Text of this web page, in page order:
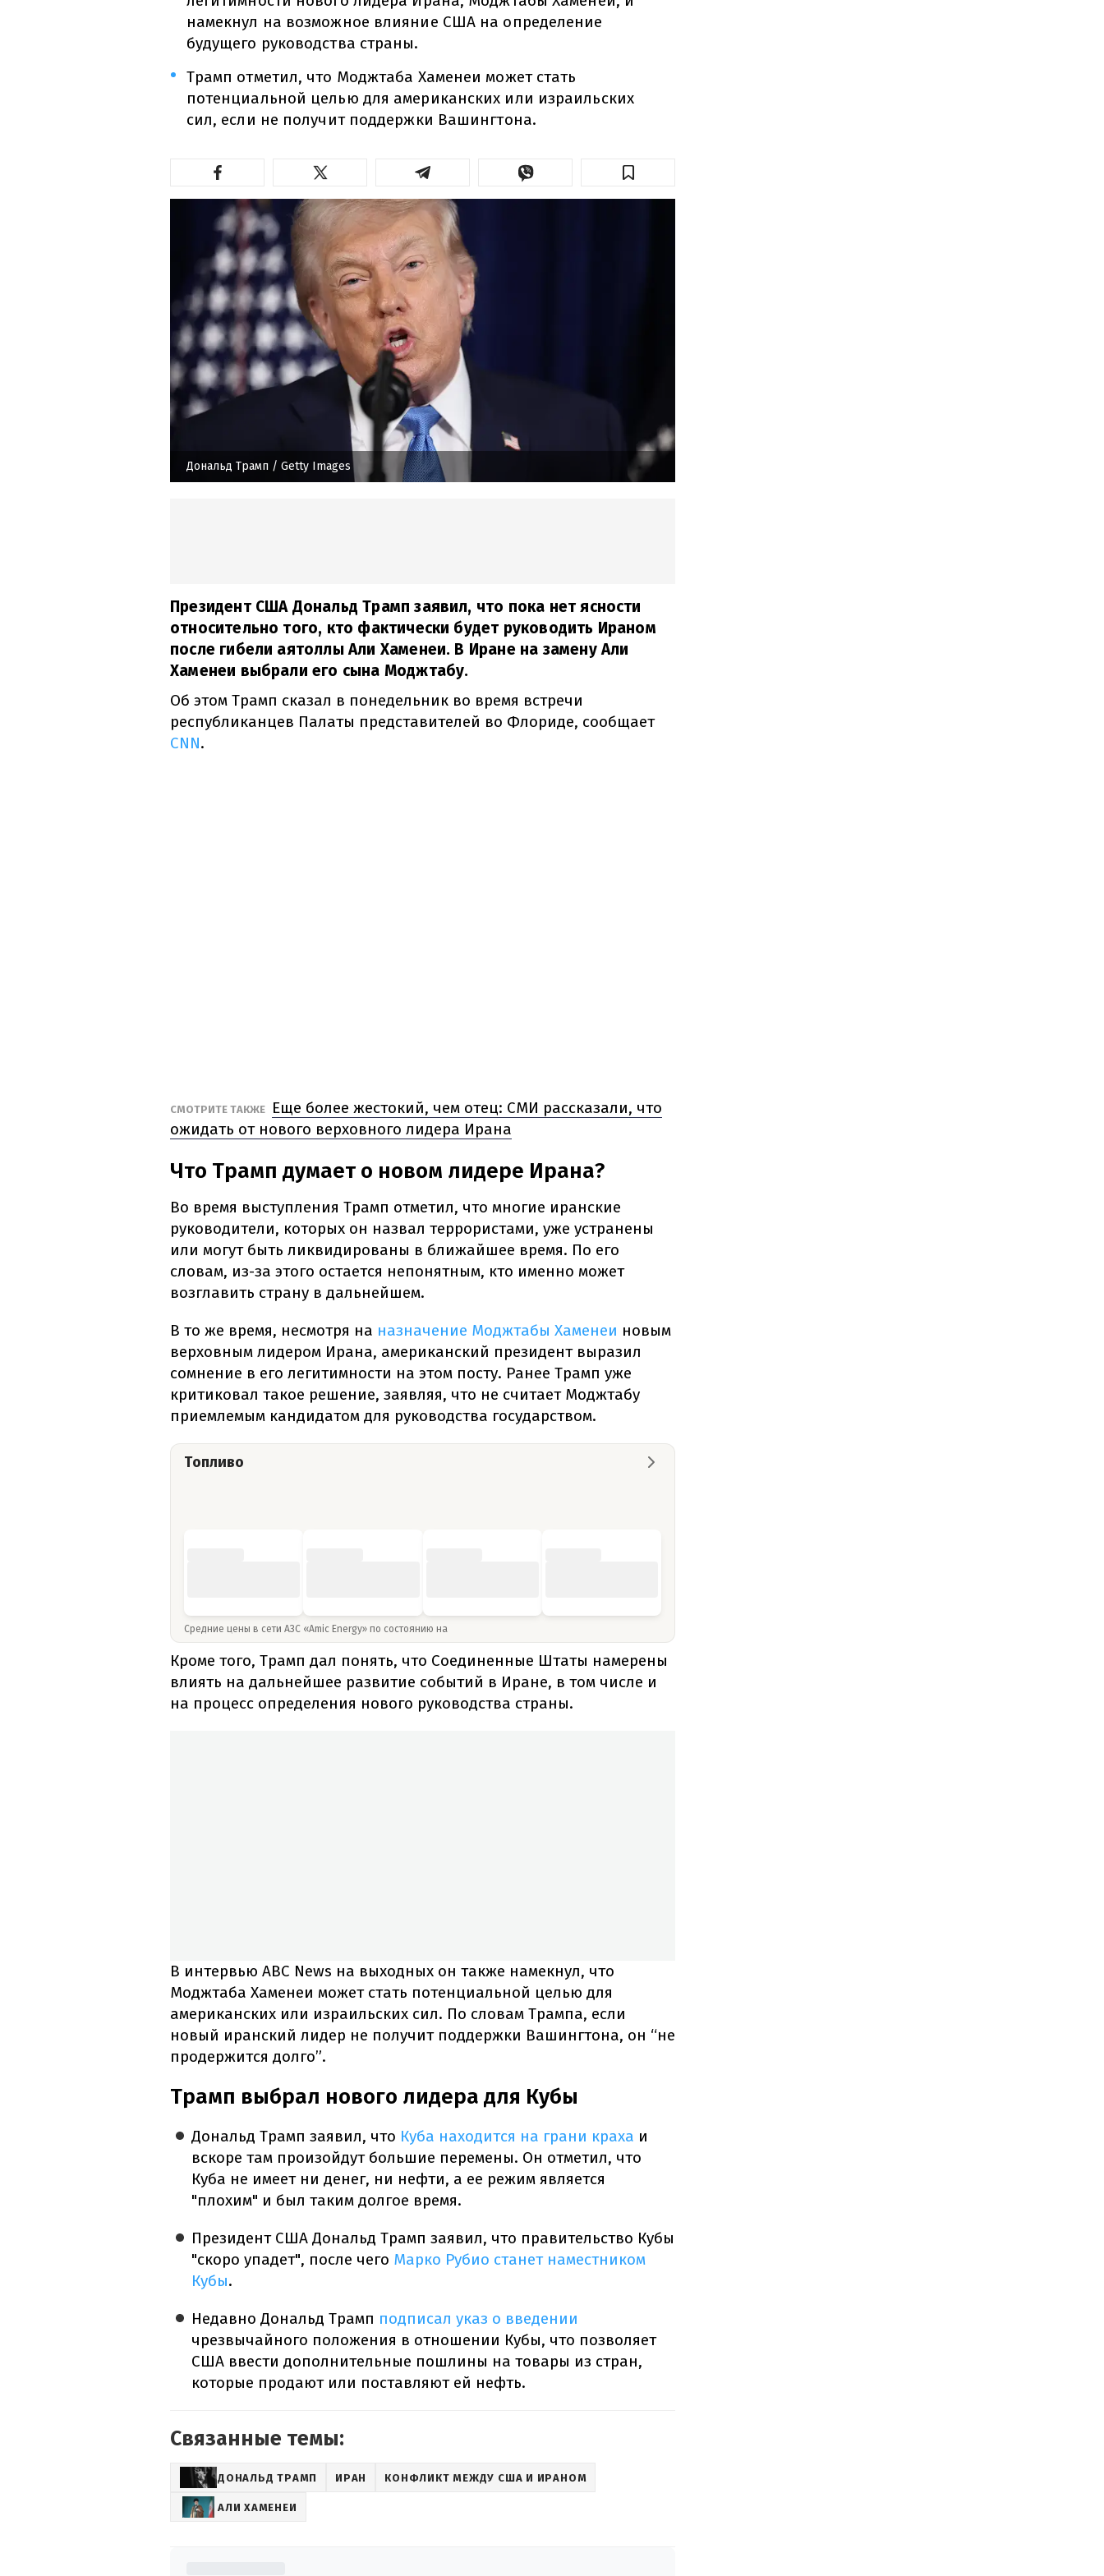
намекнул на возможное влияние США на определение
будущего руководства страны.
Трамп отметил, что Моджтаба Хаменеи может стать
потенциальной целью для американских или израильских
сил, если не получит поддержки Вашингтона.
Дональд Трамп / Getty Images
Президент США Дональд Трамп заявил, что пока нет ясности
относительно того, кто фактически будет руководить Ираном
после гибели аятоллы Али Хаменеи. В Иране на замену Али
Хаменеи выбрали его сына Моджтабу.
Об этом Трамп сказал в понедельник во время встречи
республиканцев Палаты представителей во Флориде, сообщает
CNN.
СМОТРИТЕ ТАКЖЕ
Еще более жестокий, чем отец: СМИ рассказали, что
ожидать от нового верховного лидера Ирана
Что Трамп думает о новом лидере Ирана?
Во время выступления Трамп отметил, что многие иранские
руководители, которых он назвал террористами, уже устранены
или могут быть ликвидированы в ближайшее время. По его
словам, из-за этого остается непонятным, кто именно может
возглавить страну в дальнейшем.
В то же время, несмотря на назначение Моджтабы Хаменеи новым
верховным лидером Ирана, американский президент выразил
сомнение в его легитимности на этом посту. Ранее Трамп уже
критиковал такое решение, заявляя, что не считает Моджтабу
приемлемым кандидатом для руководства государством.
Топливо
Средние цены в сети АЗС «Amic Energy» по состоянию на
Кроме того, Трамп дал понять, что Соединенные Штаты намерены
влиять на дальнейшее развитие событий в Иране, в том числе и
на процесс определения нового руководства страны.
В интервью ABC News на выходных он также намекнул, что
Моджтаба Хаменеи может стать потенциальной целью для
американских или израильских сил. По словам Трампа, если
новый иранский лидер не получит поддержки Вашингтона, он “не
продержится долго”.
Трамп выбрал нового лидера для Кубы
Дональд Трамп заявил, что Куба находится на грани краха и
вскоре там произойдут большие перемены. Он отметил, что
Куба не имеет ни денег, ни нефти, а ее режим является
"плохим" и был таким долгое время.
Президент США Дональд Трамп заявил, что правительство Кубы
"скоро упадет", после чего Марко Рубио станет наместником
Кубы.
Недавно Дональд Трамп подписал указ о введении
чрезвычайного положения в отношении Кубы, что позволяет
США ввести дополнительные пошлины на товары из стран,
которые продают или поставляют ей нефть.
Связанные темы:
ДОНАЛЬД ТРАМП ИРАН КОНФЛИКТ МЕЖДУ США И ИРАНОМ
АЛИ ХАМЕНЕИ